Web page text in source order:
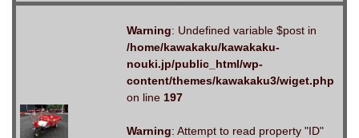
Warning: Undefined variable $post in
/home/kawakaku/kawakaku-
nouki.jp/public_html/wp-
content/themes/kawakaku3/wiget.php
on line 197
Warning: Attempt to read property "ID"